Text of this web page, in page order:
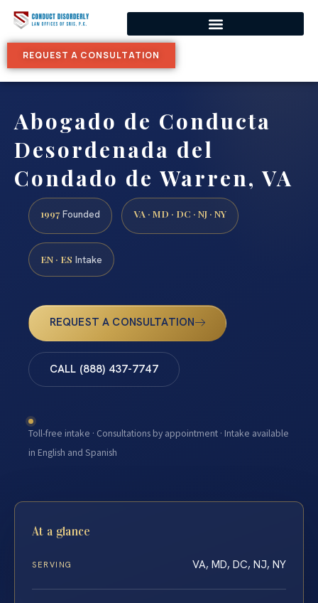
REQUEST A CONSULTATION
Abogado de Conducta
Desordenada del
Condado de Warren, VA
1997 Founded VA · MD · DC · NJ · NY
EN · ES Intake
REQUEST A CONSULTATION
CALL (888) 437-7747
Toll-free intake · Consultations by appointment · Intake available
in English and Spanish
At a glance
SERVING VA, MD, DC, NJ, NY